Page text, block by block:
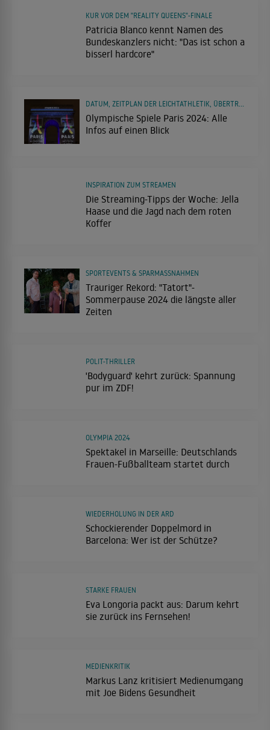
Patricia Blanco kennt Namen des
Bundeskanzlers nicht: "Das ist schon a
bisserl hardcore"
KUR VOR DEM "REALITY QUEENS"-FINALE
Olympische Spiele Paris 2024: Alle
Infos auf einen Blick
DATUM, ZEITPLAN DER LEICHTATHLETIK, ÜBERTRAGUNG UND MEHR
Die Streaming-Tipps der Woche: Jella
Haase und die Jagd nach dem roten
Koffer
INSPIRATION ZUM STREAMEN
Trauriger Rekord: "Tatort"-
Sommerpause 2024 die längste aller
Zeiten
SPORTEVENTS & SPARMASSNAHMEN
'Bodyguard' kehrt zurück: Spannung
pur im ZDF!
POLIT-THRILLER
Spektakel in Marseille: Deutschlands
Frauen-Fußballteam startet durch
OLYMPIA 2024
Schockierender Doppelmord in
Barcelona: Wer ist der Schütze?
WIEDERHOLUNG IN DER ARD
Eva Longoria packt aus: Darum kehrt
sie zurück ins Fernsehen!
STARKE FRAUEN
Markus Lanz kritisiert Medienumgang
mit Joe Bidens Gesundheit
MEDIENKRITIK